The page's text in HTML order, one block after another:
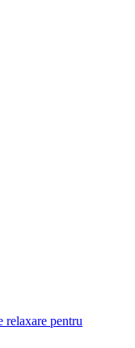
relaxare pentru